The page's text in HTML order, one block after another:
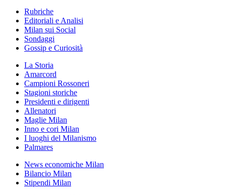
Rubriche
Editoriali e Analisi
Milan sui Social
Sondaggi
Gossip e Curiosità
La Storia
Amarcord
Campioni Rossoneri
Stagioni storiche
Presidenti e dirigenti
Allenatori
Maglie Milan
Inno e cori Milan
I luoghi del Milanismo
Palmares
News economiche Milan
Bilancio Milan
Stipendi Milan